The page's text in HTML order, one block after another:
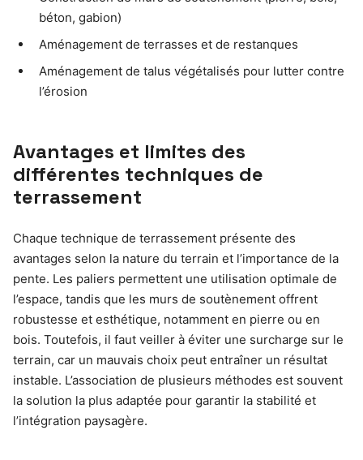
béton, gabion)
Aménagement de terrasses et de restanques
Aménagement de talus végétalisés pour lutter contre
l’érosion
Avantages et limites des
différentes techniques de
terrassement
Chaque technique de terrassement présente des
avantages selon la nature du terrain et l’importance de la
pente. Les paliers permettent une utilisation optimale de
l’espace, tandis que les murs de soutènement offrent
robustesse et esthétique, notamment en pierre ou en
bois. Toutefois, il faut veiller à éviter une surcharge sur le
terrain, car un mauvais choix peut entraîner un résultat
instable. L’association de plusieurs méthodes est souvent
la solution la plus adaptée pour garantir la stabilité et
l’intégration paysagère.